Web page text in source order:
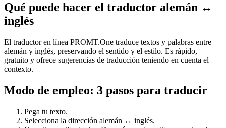
Qué puede hacer el traductor alemán ↔
inglés
El traductor en línea PROMT.One traduce textos y palabras entre
alemán y inglés, preservando el sentido y el estilo. Es rápido,
gratuito y ofrece sugerencias de traducción teniendo en cuenta el
contexto.
Modo de empleo: 3 pasos para traducir
Pega tu texto.
Selecciona la dirección alemán ↔ inglés.